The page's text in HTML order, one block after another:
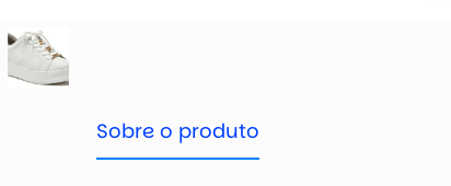
Sobre o produto